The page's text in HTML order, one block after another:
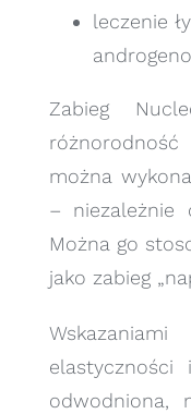
leczenie
Zabieg
można
– niezależnie
Można go
jako zabieg
odwodniona,